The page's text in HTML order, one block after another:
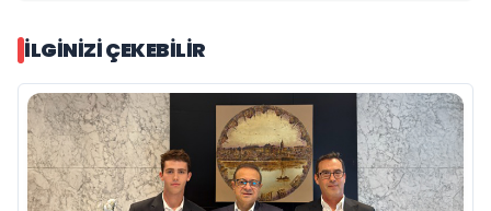
İLGINIZI ÇEKEBILIR